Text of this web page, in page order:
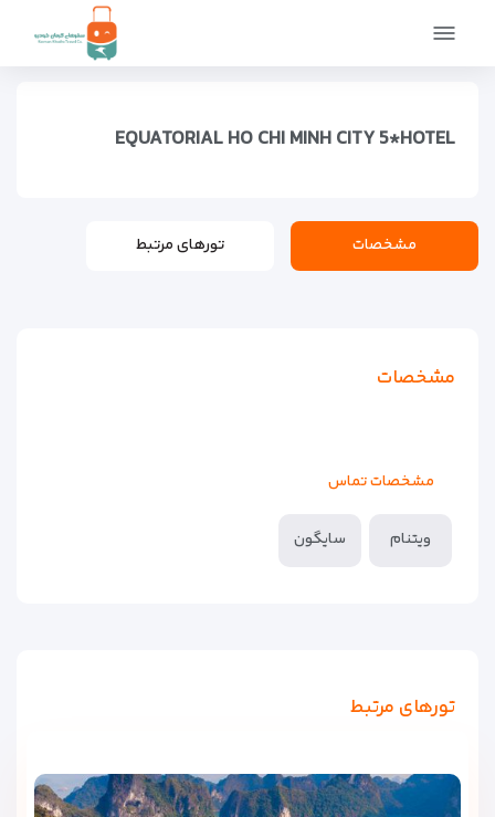
صفحه اصلی
EQUATORIAL HO CHI MINH CITY 5*HOTEL
مشخصات تورهای مرتبط
مشخصات
مشخصات تماس
ویتنام سایگون
تورهای مرتبط